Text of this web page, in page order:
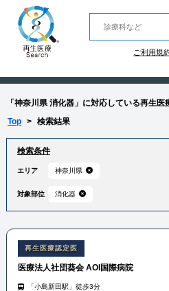
ご利用規
「神奈川県 消化器」に対応している再生医
Top > 検索結果
検索条件
エリア 神奈川県
対象部位 消化器
再生医療認定医
医療法人社団葵会 AOI国際病院
「小島新田駅」徒歩3分